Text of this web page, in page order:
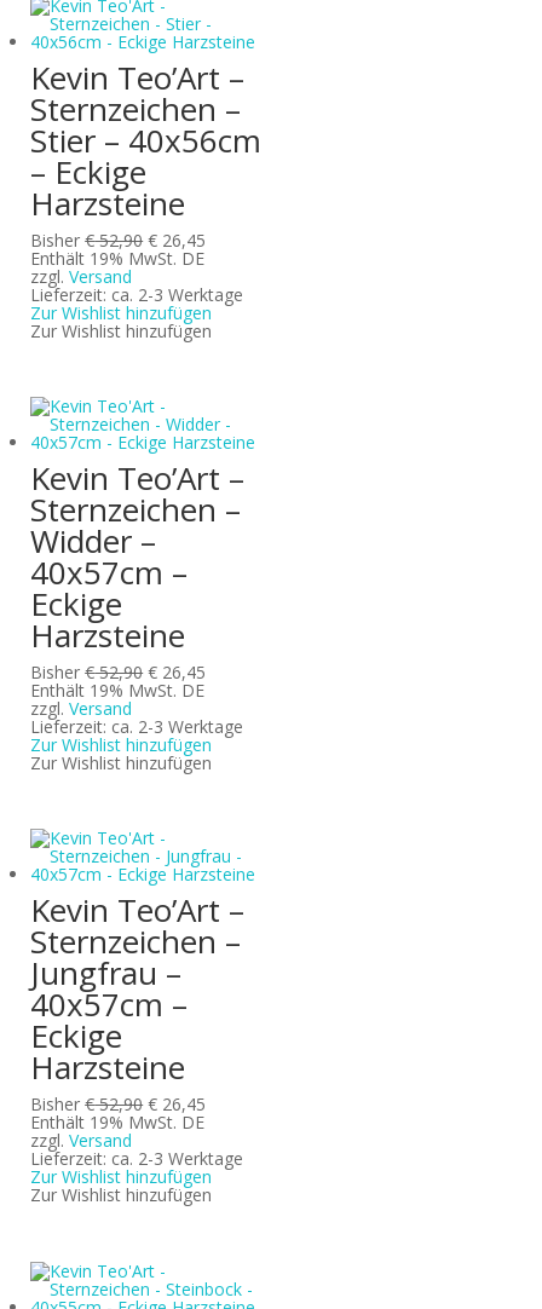
Kevin Teo’Art –
Sternzeichen –
Stier – 40x56cm
– Eckige
Harzsteine
Bisher €52,90Ursprünglicher
Preis
€ 52,90
€ 26,45
€ 26,45.
Enthält 19% MwSt. DE
zzgl.Versand
Lieferzeit: ca. 2-3 Werktage
Zur Wishlist hinzufügen
Zur Wishlist hinzufügen
Kevin Teo’Art –
Sternzeichen –
Widder –
40x57cm –
Eckige
Harzsteine
Bisher €52,90Ursprünglicher
Preis
€ 52,90
€ 26,45
€ 26,45.
Enthält 19% MwSt. DE
zzgl.Versand
Lieferzeit: ca. 2-3 Werktage
Zur Wishlist hinzufügen
Zur Wishlist hinzufügen
Kevin Teo’Art –
Sternzeichen –
Jungfrau –
40x57cm –
Eckige
Harzsteine
Bisher €52,90Ursprünglicher
Preis
€ 52,90
€ 26,45
€ 26,45.
Enthält 19% MwSt. DE
zzgl.Versand
Lieferzeit: ca. 2-3 Werktage
Zur Wishlist hinzufügen
Zur Wishlist hinzufügen